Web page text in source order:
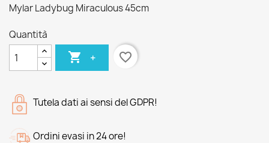
Mylar Ladybug Miraculous 45cm
Quantità
 + favorite_border
Tutela dati ai sensi del GDPR!
Ordini evasi in 24 ore!